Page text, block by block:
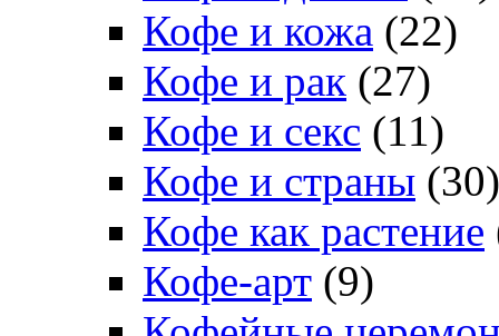
Кофе и кожа (22)
Кофе и рак (27)
Кофе и секс (11)
Кофе и страны (30)
Кофе как растение
Кофе-арт (9)